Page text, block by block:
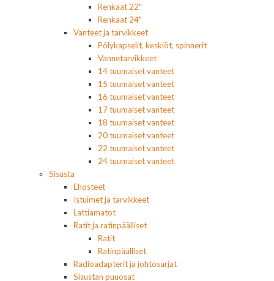
Renkaat 22"
Renkaat 24"
Vanteet ja tarvikkeet
Pölykapselit, keskiöt, spinnerit
Vannetarvikkeet
14 tuumaiset vanteet
15 tuumaiset vanteet
16 tuumaiset vanteet
17 tuumaiset vanteet
18 tuumaiset vanteet
20 tuumaiset vanteet
22 tuumaiset vanteet
24 tuumaiset vanteet
Sisusta
Ehosteet
Istuimet ja tarvikkeet
Lattiamatot
Ratit ja ratinpäälliset
Ratit
Ratinpäälliset
Radioadapterit ja johtosarjat
Sisustan puuosat